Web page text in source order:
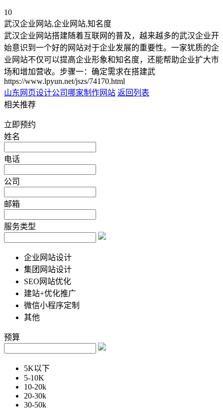
10
武汉企业网站,企业网站,知名度
武汉企业网站搭建随着互联网的普及，越来越多的武汉企业开
始意识到一个好的网站对于企业发展的重要性。一家犹质的企
业网站不仅可以提高企业形象和知名度，还能帮助企业扩大市
场和增加营收。步骤一：确定需求在搭建武
https://www.lpyun.net/jszs/74170.html
山东网页设计公司 哪家制作网站 返回列表
相关推荐
立即预约
姓名
电话
公司
邮箱
服务类型
企业网站设计
集团网站设计
SEO网站优化
建站+优化推广
微信小程序定制
其他
预算
5K以下
5-10K
10-20k
20-30k
30-50k